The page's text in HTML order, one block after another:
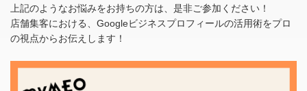
上記のようなお悩みをお持ちの方は、是非ご参加ください！
店舗集客における、Googleビジネスプロフィールの活用術をプロ
の視点からお伝えします！